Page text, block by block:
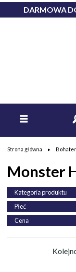
DARMOWA
Strona główna
Monster
Kategoria produktu
Płeć
Cena